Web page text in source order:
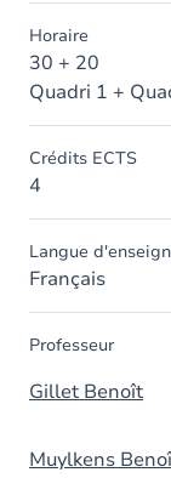
Horaire
30 + 20
Quadri 1 +
Crédits ECTS
4
Langue
Français
Professeur
Gillet Benoît
Muylkens